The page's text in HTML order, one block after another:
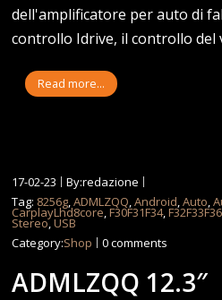
dell'amplificatore per auto di
controllo Idrive, il controllo del
Read more...
17-02-23
By:redazione
Tag: 8256g,ADMLZQQ,Android,Auto,
CarplayLhd8core,F30F31F34,F32F33F36
Stereo,USB
Category:Shop 0 comments
ADMLZQQ 12.3″